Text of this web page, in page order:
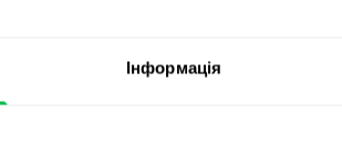
Інформація